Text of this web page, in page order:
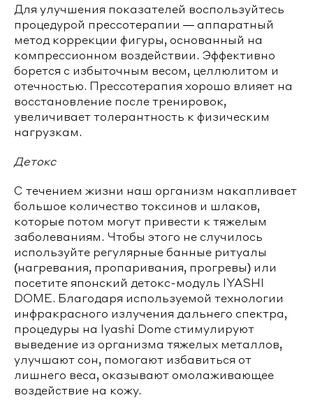
Для улучшения показателей воспользуйтесь
процедурой прессотерапии — аппаратный
метод коррекции фигуры, основанный на
компрессионном воздействии. Эффективно
борется с избыточным весом, целлюлитом и
отечностью. Прессотерапия хорошо влияет на
восстановление после тренировок,
увеличивает толерантность к физическим
нагрузкам.
Детокс
С течением жизни наш организм накапливает
большое количество токсинов и шлаков,
которые потом могут привести к тяжелым
заболеваниям. Чтобы этого не случилось
используйте регулярные банные ритуалы
(нагревания, пропаривания, прогревы) или
посетите японский детокс-модуль IYASHI
DOME. Благодаря используемой технологии
инфракрасного излучения дальнего спектра,
процедуры на Iyashi Dome стимулируют
выведение из организма тяжелых металлов,
улучшают сон, помогают избавиться от
лишнего веса, оказывают омолаживающее
воздействие на кожу.